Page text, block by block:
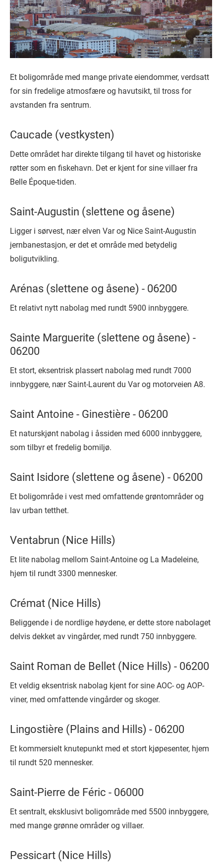
Et boligområde med mange private eiendommer, verdsatt
for sin fredelige atmosfære og havutsikt, til tross for
avstanden fra sentrum.
Caucade (vestkysten)
Dette området har direkte tilgang til havet og historiske
røtter som en fiskehavn. Det er kjent for sine villaer fra
Belle Époque-tiden.
Saint-Augustin (slettene og åsene)
Ligger i sørvest, nær elven Var og Nice Saint-Augustin
jernbanestasjon, er det et område med betydelig
boligutvikling.
Arénas (slettene og åsene) - 06200
Et relativt nytt nabolag med rundt 5900 innbyggere.
Sainte Marguerite (slettene og åsene) -
06200
Et stort, eksentrisk plassert nabolag med rundt 7000
innbyggere, nær Saint-Laurent du Var og motorveien A8.
Saint Antoine - Ginestière - 06200
Et naturskjønt nabolag i åssiden med 6000 innbyggere,
som tilbyr et fredelig bomiljø.
Saint Isidore (slettene og åsene) - 06200
Et boligområde i vest med omfattende grøntområder og
lav urban tetthet.
Ventabrun (Nice Hills)
Et lite nabolag mellom Saint-Antoine og La Madeleine,
hjem til rundt 3300 mennesker.
Crémat (Nice Hills)
Beliggende i de nordlige høydene, er dette store nabolaget
delvis dekket av vingårder, med rundt 750 innbyggere.
Saint Roman de Bellet (Nice Hills) - 06200
Et veldig eksentrisk nabolag kjent for sine AOC- og AOP-
viner, med omfattende vingårder og skoger.
Lingostière (Plains and Hills) - 06200
Et kommersielt knutepunkt med et stort kjøpesenter, hjem
til rundt 520 mennesker.
Saint-Pierre de Féric - 06000
Et sentralt, eksklusivt boligområde med 5500 innbyggere,
med mange grønne områder og villaer.
Pessicart (Nice Hills)